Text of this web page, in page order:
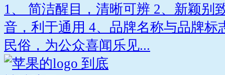
1、 简洁醒目，清晰可辨 2、新颖别
音，利于通用 4、品牌名称与品牌标
民俗，为公众喜闻乐见...